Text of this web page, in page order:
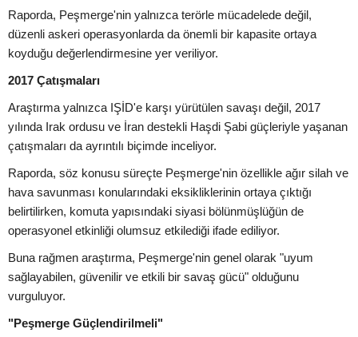
Raporda, Peşmerge'nin yalnızca terörle mücadelede değil,
düzenli askeri operasyonlarda da önemli bir kapasite ortaya
koyduğu değerlendirmesine yer veriliyor.
2017 Çatışmaları
Araştırma yalnızca IŞİD'e karşı yürütülen savaşı değil, 2017
yılında Irak ordusu ve İran destekli Haşdi Şabi güçleriyle yaşanan
çatışmaları da ayrıntılı biçimde inceliyor.
Raporda, söz konusu süreçte Peşmerge'nin özellikle ağır silah ve
hava savunması konularındaki eksikliklerinin ortaya çıktığı
belirtilirken, komuta yapısındaki siyasi bölünmüşlüğün de
operasyonel etkinliği olumsuz etkilediği ifade ediliyor.
Buna rağmen araştırma, Peşmerge'nin genel olarak "uyum
sağlayabilen, güvenilir ve etkili bir savaş gücü" olduğunu
vurguluyor.
"Peşmerge Güçlendirilmeli"